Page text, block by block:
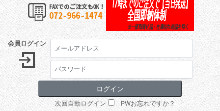
会員ログイン
次回自動ログイン PWお忘れですか？